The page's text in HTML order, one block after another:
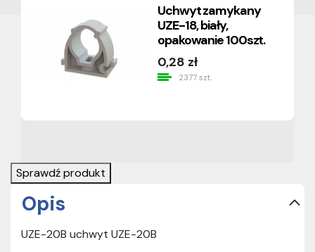
Uchwyt zamykany
UZE-18, biały,
opakowanie 100szt.
2377 szt.
0,28 zł
Sprawdź produkt
Opis
UZE-20B uchwyt UZE-20B